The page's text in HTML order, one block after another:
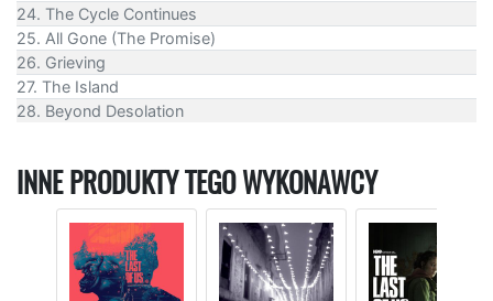
24. The Cycle Continues
25. All Gone (The Promise)
26. Grieving
27. The Island
28. Beyond Desolation
INNE PRODUKTY TEGO WYKONAWCY